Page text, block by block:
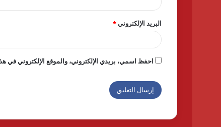
البريد الإلكتروني*
احفظ اسمي، بريدي الإلكتروني، والموقع الإلكتروني في